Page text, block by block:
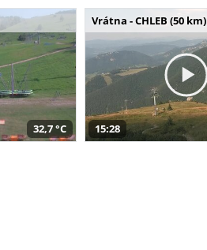
32,7 °C
Vrátna - CHLEB (50 km)
15:28